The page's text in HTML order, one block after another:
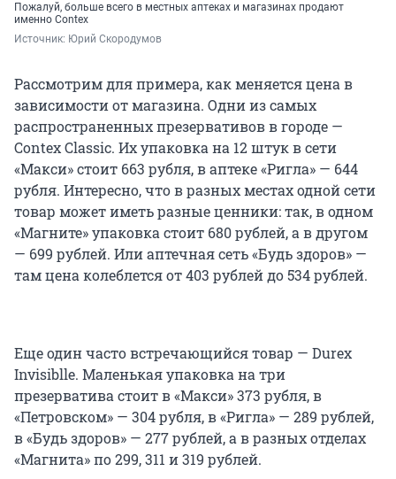
Пожалуй, больше всего в местных аптеках и магазинах продают
именно Contex
Источник: Юрий Скородумов
Рассмотрим для примера, как меняется цена в
зависимости от магазина. Одни из самых
распространенных презервативов в городе —
Contex Classic. Их упаковка на 12 штук в сети
«Макси» стоит 663 рубля, в аптеке «Ригла» — 644
рубля. Интересно, что в разных местах одной сети
товар может иметь разные ценники: так, в одном
«Магните» упаковка стоит 680 рублей, а в другом
— 699 рублей. Или аптечная сеть «Будь здоров» —
там цена колеблется от 403 рублей до 534 рублей.
Еще один часто встречающийся товар — Durex
Invisiblle. Маленькая упаковка на три
презерватива стоит в «Макси» 373 рубля, в
«Петровском» — 304 рубля, в «Ригла» — 289 рублей,
в «Будь здоров» — 277 рублей, а в разных отделах
«Магнита» по 299, 311 и 319 рублей.